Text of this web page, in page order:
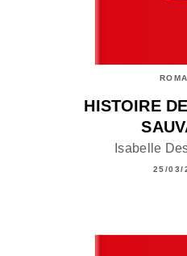
HISTOIRE
Isabelle
25/03/